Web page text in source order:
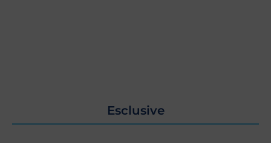
Esclusive